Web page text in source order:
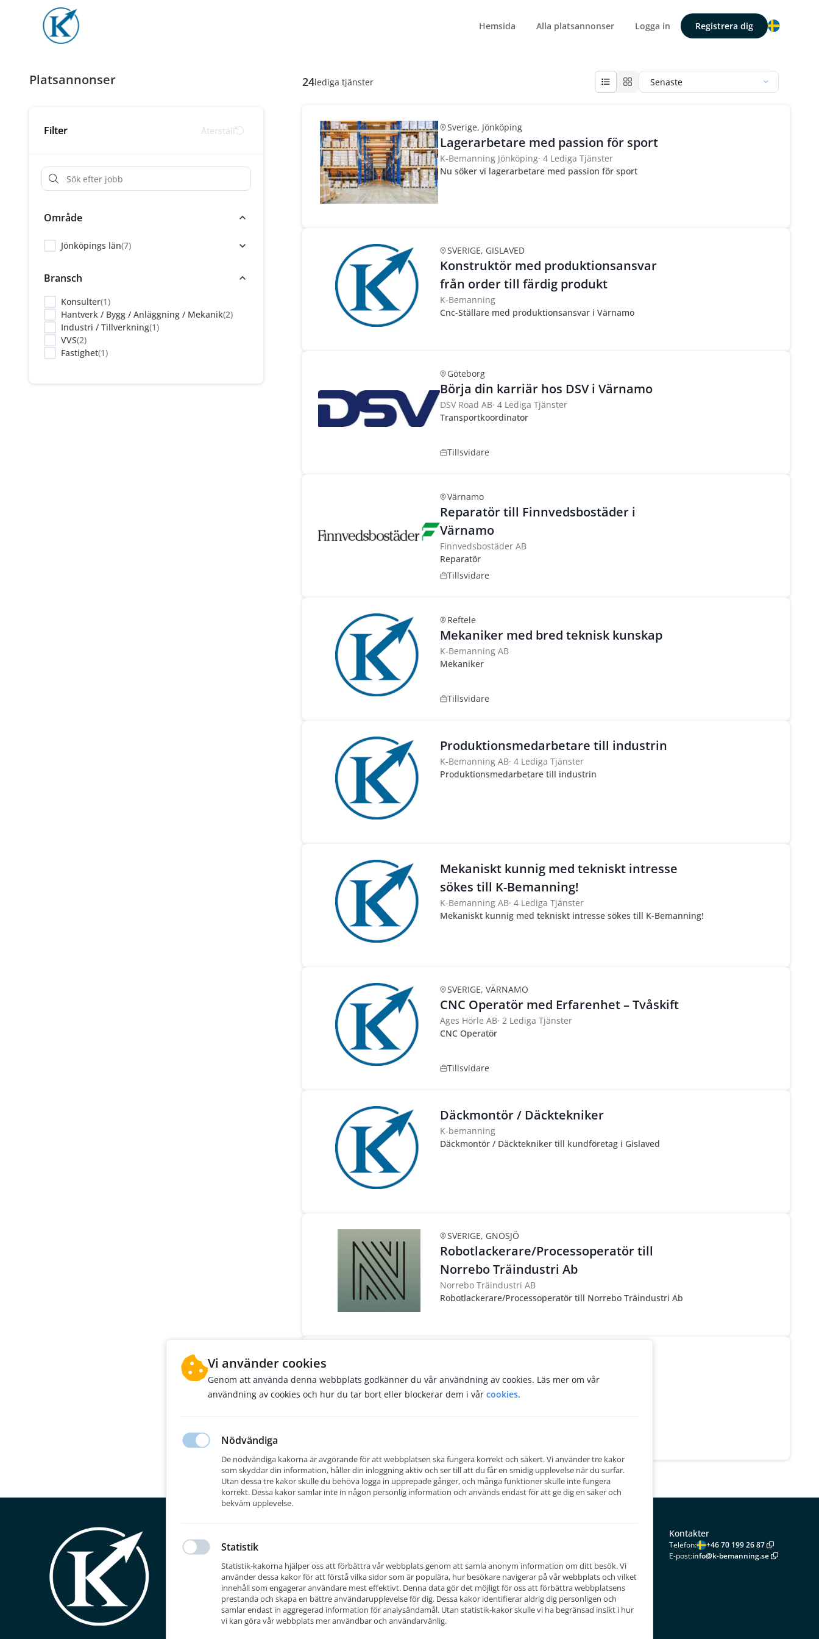
Hemsida Alla platsannonser Logga in Registrera dig
Platsannonser
Filter Återställ
Område
Jönköpings län(7)
Bransch
Konsulter(1)
Hantverk / Bygg / Anläggning / Mekanik(2)
Industri / Tillverkning(1)
VVS(2)
Fastighet(1)
24lediga tjänster Senaste
Sverige, Jönköping
Lagerarbetare med passion för sport
K-Bemanning Jönköping· 4 Lediga Tjänster
Nu söker vi lagerarbetare med passion för sport
SVERIGE, GISLAVED
Konstruktör med produktionsansvar
från order till färdig produkt
K-Bemanning
Cnc-Ställare med produktionsansvar i Värnamo
Göteborg
Börja din karriär hos DSV i Värnamo
DSV Road AB· 4 Lediga Tjänster
Transportkoordinator
Tillsvidare
Värnamo
Reparatör till Finnvedsbostäder i
Värnamo
Finnvedsbostäder AB
Reparatör
Tillsvidare
Reftele
Mekaniker med bred teknisk kunskap
K-Bemanning AB
Mekaniker
Tillsvidare
Produktionsmedarbetare till industrin
K-Bemanning AB· 4 Lediga Tjänster
Produktionsmedarbetare till industrin
Mekaniskt kunnig med tekniskt intresse
sökes till K-Bemanning!
K-Bemanning AB· 4 Lediga Tjänster
Mekaniskt kunnig med tekniskt intresse sökes till K-Bemanning!
SVERIGE, VÄRNAMO
CNC Operatör med Erfarenhet – Tvåskift
Ages Hörle AB· 2 Lediga Tjänster
CNC Operatör
Tillsvidare
Däckmontör / Däcktekniker
K-bemanning
Däckmontör / Däcktekniker till kundföretag i Gislaved
SVERIGE, GNOSJÖ
Robotlackerare/Processoperatör till
Norrebo Träindustri Ab
Norrebo Träindustri AB
Robotlackerare/Processoperatör till Norrebo Träindustri Ab
Administratör - Spontanansökan
Spontanansökan
Vi är ett expansivt företag och tillsammans har vi erfarenheter från olika yrkesområden. Företaget
K-Bemannings affärsidé är att lokalt lösa företags bemanningsbehov genom att hyra ut och
rekrytera erfaren och kompetent personal till vår målgrupp. Detta åstadkommer vi genom att sätta
våra kunder och vår personal i fokus. Genom nära kontakt och kännedom om kundens behov och
individens styrkor skapas en god relation för alla parters långsiktiga utveckling.
Kontakter
Telefon:
+46 70 199 26 87
E-post:info@k-bemanning.se
Vi använder cookies
Genom att använda denna webbplats godkänner du vår användning av cookies. Läs mer om vår
användning av cookies och hur du tar bort eller blockerar dem i vår cookies.
Nödvändiga
De nödvändiga kakorna är avgörande för att webbplatsen ska fungera korrekt och säkert. Vi använder tre kakor
som skyddar din information, håller din inloggning aktiv och ser till att du får en smidig upplevelse när du surfar.
Utan dessa tre kakor skulle du behöva logga in upprepade gånger, och många funktioner skulle inte fungera
korrekt. Dessa kakor samlar inte in någon personlig information och används endast för att ge dig en säker och
bekväm upplevelse.
Statistik
Statistik-kakorna hjälper oss att förbättra vår webbplats genom att samla anonym information om ditt besök. Vi
använder dessa kakor för att förstå vilka sidor som är populära, hur besökare navigerar på vår webbplats och vilket
innehåll som engagerar användare mest effektivt. Denna data gör det möjligt för oss att förbättra webbplatsens
prestanda och skapa en bättre användarupplevelse för dig. Dessa kakor identifierar aldrig dig personligen och
samlar endast in aggregerad information för analysändamål. Utan statistik-kakor skulle vi ha begränsad insikt i hur
vi kan göra vår webbplats mer användbar och användarvänlig.